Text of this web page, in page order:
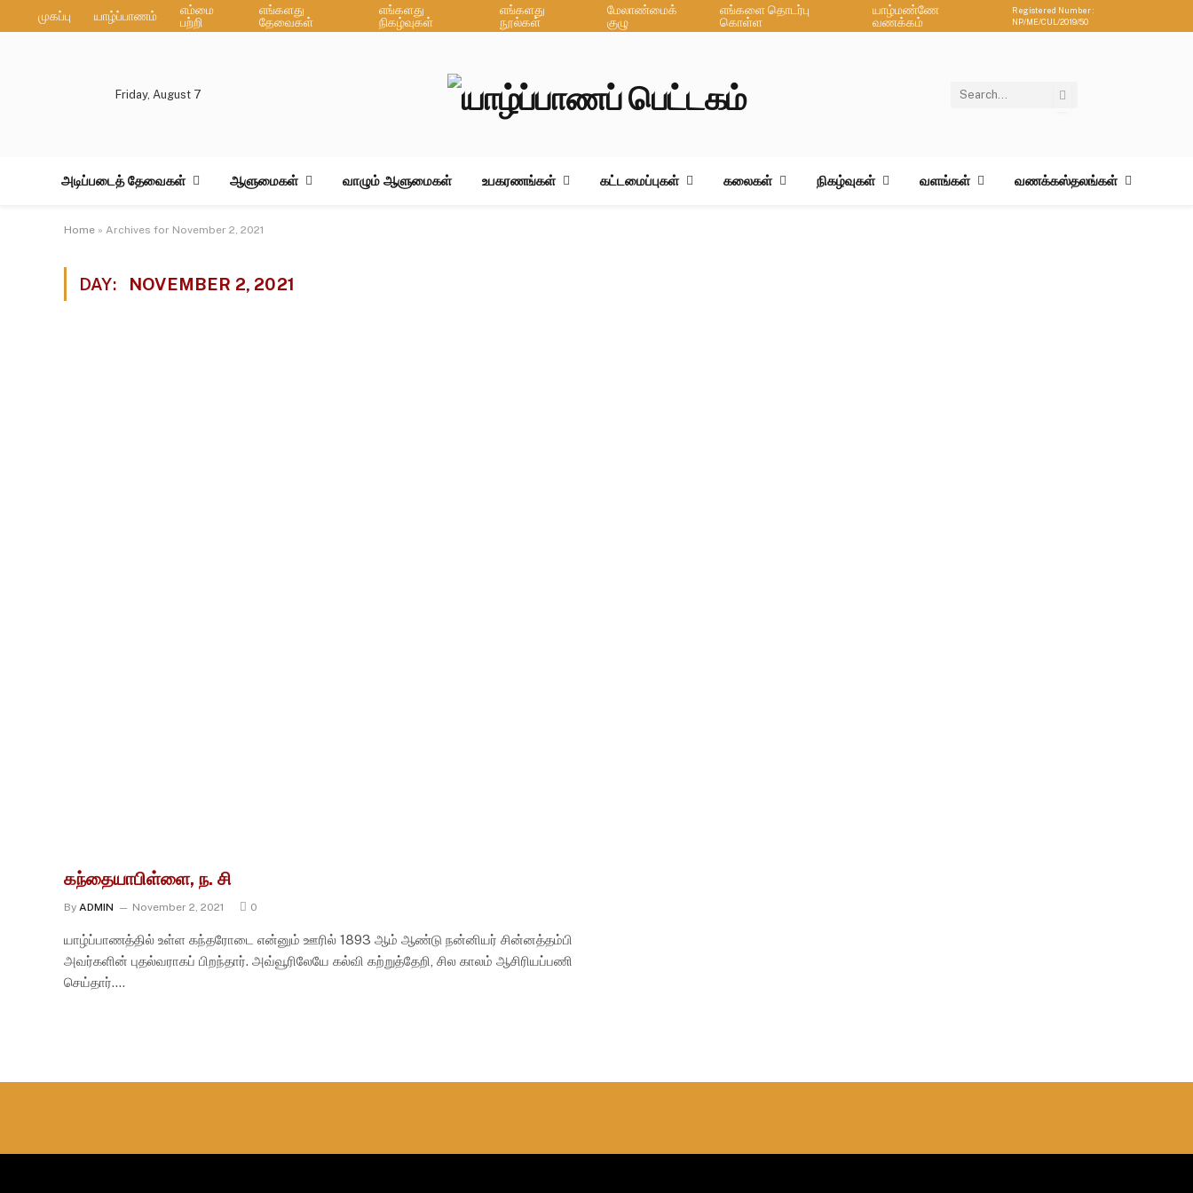
முகப்பு யாழ்ப்பாணம்
எம்மை
பற்றி
எங்களது
தேவைகள்
எங்களது
நிகழ்வுகள்
எங்களது
நூல்கள்
மேலாண்மைக்
குழு
எங்களை தொடர்பு
கொள்ள
யாழ்மண்ணே
வணக்கம்
Registered Number :
NP/ME/CUL/2019/50
Friday, August 7
அடிப்படைத் தேவைகள் ஆளுமைகள் வாழும் ஆளுமைகள் உபகரணங்கள் கட்டமைப்புகள் கலைகள் நிகழ்வுகள் வளங்கள் வணக்கஸ்தலங்கள்
Home » Archives for November 2, 2021
DAY: NOVEMBER 2, 2021
கந்தையாபிள்ளை, ந. சி
By ADMIN November 2, 2021 0
யாழ்ப்பாணத்தில் உள்ள கந்தரோடை என்னும் ஊரில் 1893 ஆம் ஆண்டு நன்னியர் சின்னத்தம்பி
அவர்களின் புதல்வராகப் பிறந்தார். அவ்வூரிலேயே கல்வி கற்றுத்தேறி, சில காலம் ஆசிரியப்பணி
செய்தார்.…